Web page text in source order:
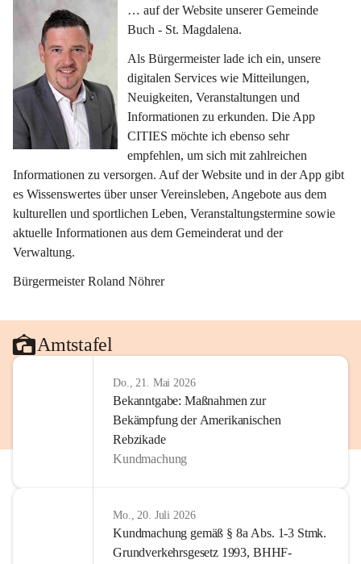
… auf der Website unserer Gemeinde
Buch - St. Magdalena.
Als Bürgermeister lade ich ein, unsere
digitalen Services wie Mitteilungen,
Neuigkeiten, Veranstaltungen und
Informationen zu erkunden. Die App
CITIES möchte ich ebenso sehr
empfehlen, um sich mit zahlreichen
Informationen zu versorgen. Auf der Website und in der App gibt
es Wissenswertes über unser Vereinsleben, Angebote aus dem
kulturellen und sportlichen Leben, Veranstaltungstermine sowie
aktuelle Informationen aus dem Gemeinderat und der
Verwaltung.
Bürgermeister Roland Nöhrer
Amtstafel
Do., 21. Mai 2026
Bekanntgabe: Maßnahmen zur
Bekämpfung der Amerikanischen
Rebzikade
Kundmachung
Mo., 20. Juli 2026
Kundmachung gemäß § 8a Abs. 1-3 Stmk.
Grundverkehrsgesetz 1993, BHHF-